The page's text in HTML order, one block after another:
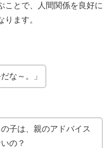
ことで、人間関係を良好に
ります。
な～。」
の子は、親のアドバイス
の？